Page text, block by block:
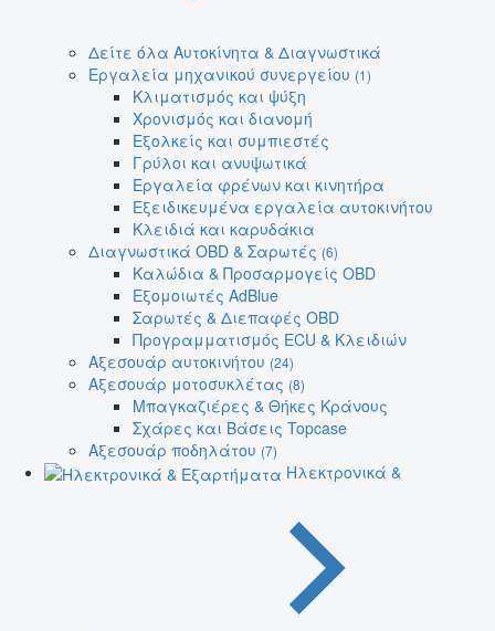
Δείτε όλα Αυτοκίνητα & Διαγνωστικά
Εργαλεία μηχανικού συνεργείου (1)
Κλιματισμός και ψύξη
Χρονισμός και διανομή
Εξολκείς και συμπιεστές
Γρύλοι και ανυψωτικά
Εργαλεία φρένων και κινητήρα
Εξειδικευμένα εργαλεία αυτοκινήτου
Κλειδιά και καρυδάκια
Διαγνωστικά OBD & Σαρωτές (6)
Καλώδια & Προσαρμογείς OBD
Εξομοιωτές AdBlue
Σαρωτές & Διεπαφές OBD
Προγραμματισμός ECU & Κλειδιών
Αξεσουάρ αυτοκινήτου (24)
Αξεσουάρ μοτοσυκλέτας (8)
Μπαγκαζιέρες & Θήκες Κράνους
Σχάρες και Βάσεις Topcase
Αξεσουάρ ποδηλάτου (7)
Ηλεκτρονικά &